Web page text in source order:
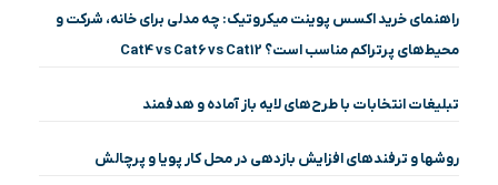
راهنمای خرید اکسس پوینت میکروتیک: چه مدلی برای خانه، شرکت و
محیط‌های پرتراکم مناسب است؟ Cat4 vs Cat6 vs Cat12
تبلیغات انتخابات با طرح‌های لایه باز آماده و هدفمند
روشها و ترفندهای افزایش بازدهی در محل کار پویا و پرچالش